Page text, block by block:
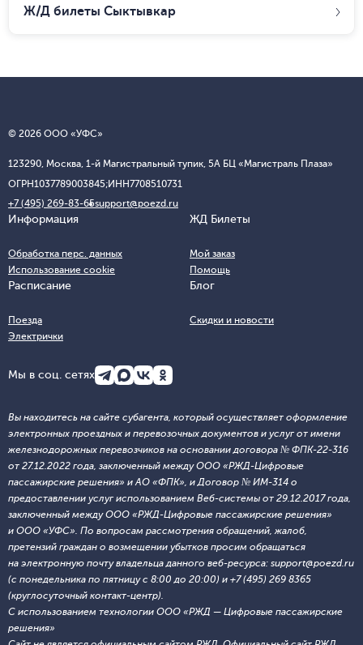
Ж/Д билеты Сыктывкар
© 2026 ООО «УФС»
123290, Москва, 1-й Магистральный тупик, 5А БЦ «Магистраль Плаза»
ОГРН1037789003845;ИНН7708510731
+7 (495) 269-83-65support@poezd.ru
Информация
Обработка перс. данных
Использование cookie
ЖД Билеты
Мой заказ
Помощь
Расписание
Поезда
Электрички
Блог
Скидки и новости
Мы в соц. сетях
Вы находитесь на сайте субагента, который осуществляет оформление
электронных проездных и перевозочных документов и услуг от имени
железнодорожных перевозчиков на основании договора № ФПК-22-316
от 27.12.2022 года, заключенный между ООО «РЖД-Цифровые
пассажирские решения» и АО «ФПК», и Договор № ИМ-314 о
предоставлении услуг использованием Веб-системы от 29.12.2017 года,
заключенный между ООО «РЖД-Цифровые пассажирские решения»
и ООО «УФС». По вопросам рассмотрения обращений, жалоб,
претензий граждан о возмещении убытков просим обращаться
на электронную почту владельца данного веб-ресурса: support@poezd.ru
(с понедельника по пятницу с 8:00 до 20:00) и +7 (495) 269 8365
(круглосуточный контакт-центр).
С использованием технологии ООО «РЖД — Цифровые пассажирские
решения»